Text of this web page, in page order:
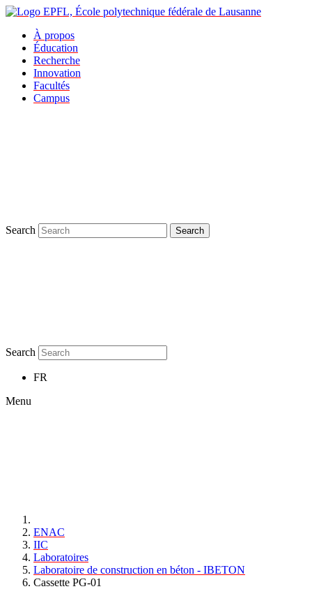
À propos
Éducation
Recherche
Innovation
Facultés
Campus
Search Search
Search
FR
Menu
ENAC
IIC
Laboratoires
Laboratoire de construction en béton - IBETON
Cassette PG-01